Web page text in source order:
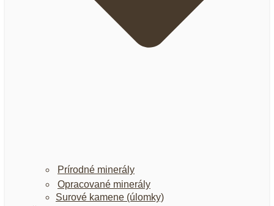
Prírodné minerály
Opracované minerály
Surové kamene (úlomky)